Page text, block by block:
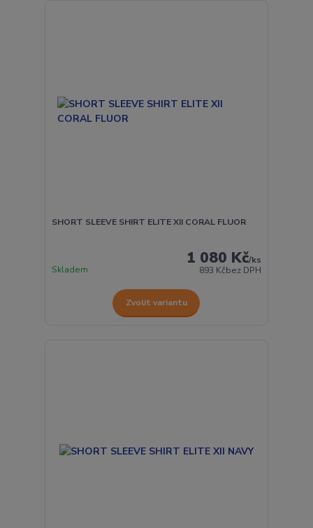
SHORT SLEEVE SHIRT ELITE XII CORAL FLUOR
1 080 Kč/ks
893 Kčbez DPH
Skladem
Zvolit variantu